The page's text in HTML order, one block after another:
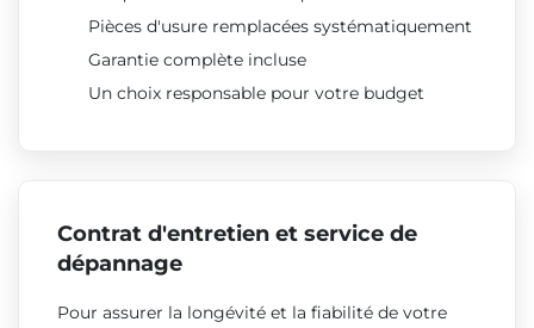
Pièces d'usure remplacées systématiquement
Garantie complète incluse
Un choix responsable pour votre budget
Contrat d'entretien et service de
dépannage
Pour assurer la longévité et la fiabilité de votre